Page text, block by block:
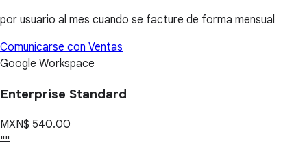
por usuario al mes cuando se facture de forma mensual
Comunicarse con Ventas
Google Workspace
Enterprise Standard
MXN$ 540.00
""